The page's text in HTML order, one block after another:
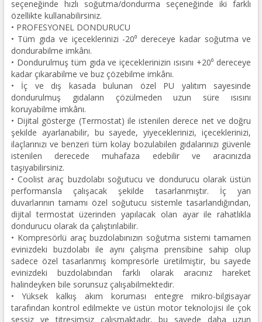
seçeneğinde hızlı soğutma/dondurma seçeneğinde iki farklı
özellikte kullanabilirsiniz.
• PROFESYONEL DONDURUCU
• Tüm gıda ve içeceklerinizi -20⁰ dereceye kadar soğutma ve
dondurabilme imkânı.
• Dondurulmuş tüm gıda ve içeceklerinizin ısısını +20⁰ dereceye
kadar çıkarabilme ve buz çözebilme imkânı.
• İç ve dış kasada bulunan özel PU yalıtım sayesinde
dondurulmuş gıdaların çözülmeden uzun süre ısısını
koruyabilme imkânı.
• Dijital gösterge (Termostat) ile istenilen derece net ve doğru
şekilde ayarlanabilir, bu sayede, yiyeceklerinizi, içeceklerinizi,
ilaçlarınızı ve benzeri tüm kolay bozulabilen gıdalarınızı güvenle
istenilen derecede muhafaza edebilir ve aracınızda
taşıyabilirsiniz.
• Coolist araç buzdolabı soğutucu ve dondurucu olarak üstün
performansla çalışacak şekilde tasarlanmıştır. İç yan
duvarlarının tamamı özel soğutucu sistemle tasarlandığından,
dijital termostat üzerinden yapılacak olan ayar ile rahatlıkla
dondurucu olarak da çalıştırılabilir.
• Kompresörlü araç buzdolabınızın soğutma sistemi tamamen
evinizdeki buzdolabı ile aynı çalışma prensibine sahip olup
sadece özel tasarlanmış kompresörle üretilmiştir, bu sayede
evinizdeki buzdolabından farklı olarak aracınız hareket
halindeyken bile sorunsuz çalışabilmektedir.
• Yüksek kalkış akım koruması entegre mikro-bilgisayar
tarafından kontrol edilmekte ve üstün motor teknolojisi ile çok
sessiz ve titreşimsiz çalışmaktadır, bu sayede daha uzun